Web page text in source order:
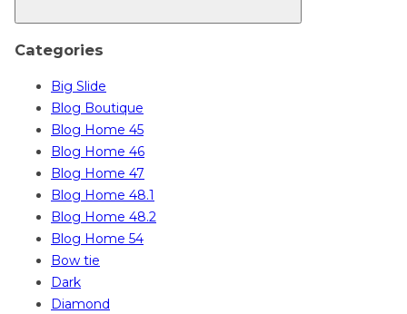
Categories
Big Slide
Blog Boutique
Blog Home 45
Blog Home 46
Blog Home 47
Blog Home 48.1
Blog Home 48.2
Blog Home 54
Bow tie
Dark
Diamond